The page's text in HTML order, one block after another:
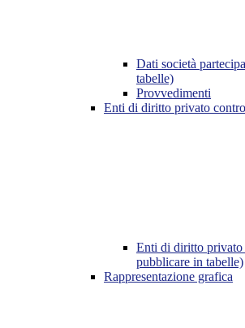
Dati società
tabelle)
Provvedimenti
Enti di diritto privato
Enti di diritto privato
pubblicare in tabelle)
Rappresentazione grafica